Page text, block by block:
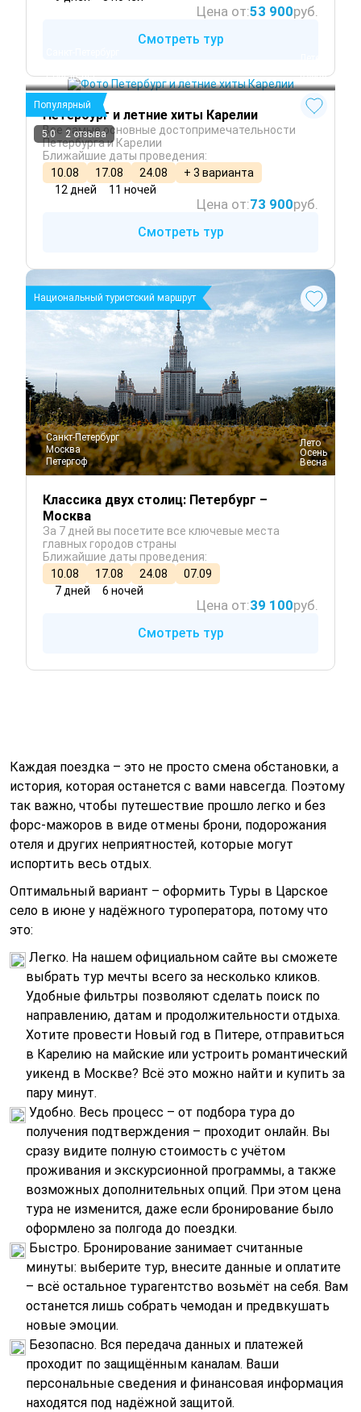
Цена от:53 900руб.
Смотреть тур
Сортавала
Популярный
5.0 2 отзыва
Весна
Петербург и летние хиты Карелии
Все самые основные достопримечательности
Петербурга и Карелии
Ближайшие даты проведения:
10.08
17.08 24.08
+ 3 варианта
12 дней
11 ночей
Цена от:73 900руб.
Смотреть тур
Санкт-Петербург
Москва
Петергоф
Национальный туристский маршрут
Лето
Осень
Весна
Классика двух столиц: Петербург –
Москва
За 7 дней вы посетите все ключевые места
главных городов страны
Ближайшие даты проведения:
10.08
17.08 24.08
07.09
7 дней
6 ночей
Цена от:39 100руб.
Смотреть тур
Каждая поездка – это не просто смена обстановки, а
история, которая останется с вами навсегда. Поэтому
так важно, чтобы путешествие прошло легко и без
форс-мажоров в виде отмены брони, подорожания
отеля и других неприятностей, которые могут
испортить весь отдых.
Оптимальный вариант – оформить Туры в Царское
село в июне у надёжного туроператора, потому что
это:
Легко. На нашем официальном сайте вы сможете
выбрать тур мечты всего за несколько кликов.
Удобные фильтры позволяют сделать поиск по
направлению, датам и продолжительности отдыха.
Хотите провести Новый год в Питере, отправиться
в Карелию на майские или устроить романтический
уикенд в Москве? Всё это можно найти и купить за
пару минут.
Удобно. Весь процесс – от подбора тура до
получения подтверждения – проходит онлайн. Вы
сразу видите полную стоимость с учётом
проживания и экскурсионной программы, а также
возможных дополнительных опций. При этом цена
тура не изменится, даже если бронирование было
оформлено за полгода до поездки.
Быстро. Бронирование занимает считанные
минуты: выберите тур, внесите данные и оплатите
– всё остальное турагентство возьмёт на себя. Вам
останется лишь собрать чемодан и предвкушать
новые эмоции.
Безопасно. Вся передача данных и платежей
проходит по защищённым каналам. Ваши
персональные сведения и финансовая информация
находятся под надёжной защитой.